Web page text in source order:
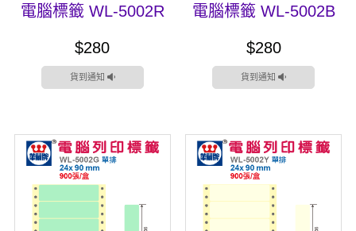
電腦標籤 WL-5002R
$280
貨到通知
電腦標籤 WL-5002B
$280
貨到通知